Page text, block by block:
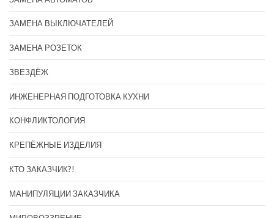
ЗАМЕНА ВЫКЛЮЧАТЕЛЕЙ
ЗАМЕНА РОЗЕТОК
ЗВЕЗДЁЖ
ИНЖЕНЕРНАЯ ПОДГОТОВКА КУХНИ
КОНФЛИКТОЛОГИЯ
КРЕПЁЖНЫЕ ИЗДЕЛИЯ
КТО ЗАКАЗЧИК?!
МАНИПУЛЯЦИИ ЗАКАЗЧИКА